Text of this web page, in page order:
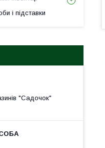
і підставки
"Садочок"